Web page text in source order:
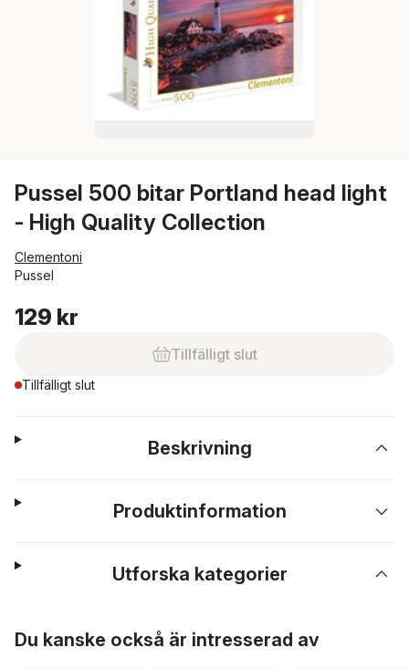
Pussel 500 bitar Portland head light
- High Quality Collection
Clementoni
Pussel
129 kr
Tillfälligt slut
Tillfälligt slut
Beskrivning
Produktinformation
Utforska kategorier
Du kanske också är intresserad av